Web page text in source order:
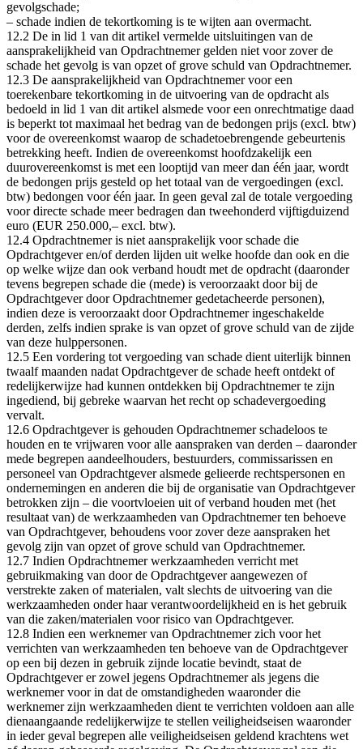
gevolgschade;
– schade indien de tekortkoming is te wijten aan overmacht.
12.2 De in lid 1 van dit artikel vermelde uitsluitingen van de
aansprakelijkheid van Opdrachtnemer gelden niet voor zover de
schade het gevolg is van opzet of grove schuld van Opdrachtnemer.
12.3 De aansprakelijkheid van Opdrachtnemer voor een
toerekenbare tekortkoming in de uitvoering van de opdracht als
bedoeld in lid 1 van dit artikel alsmede voor een onrechtmatige daad
is beperkt tot maximaal het bedrag van de bedongen prijs (excl. btw)
voor de overeenkomst waarop de schadetoebrengende gebeurtenis
betrekking heeft. Indien de overeenkomst hoofdzakelijk een
duurovereenkomst is met een looptijd van meer dan één jaar, wordt
de bedongen prijs gesteld op het totaal van de vergoedingen (excl.
btw) bedongen voor één jaar. In geen geval zal de totale vergoeding
voor directe schade meer bedragen dan tweehonderd vijftigduizend
euro (EUR 250.000,– excl. btw).
12.4 Opdrachtnemer is niet aansprakelijk voor schade die
Opdrachtgever en/of derden lijden uit welke hoofde dan ook en die
op welke wijze dan ook verband houdt met de opdracht (daaronder
tevens begrepen schade die (mede) is veroorzaakt door bij de
Opdrachtgever door Opdrachtnemer gedetacheerde personen),
indien deze is veroorzaakt door Opdrachtnemer ingeschakelde
derden, zelfs indien sprake is van opzet of grove schuld van de zijde
van deze hulppersonen.
12.5 Een vordering tot vergoeding van schade dient uiterlijk binnen
twaalf maanden nadat Opdrachtgever de schade heeft ontdekt of
redelijkerwijze had kunnen ontdekken bij Opdrachtnemer te zijn
ingediend, bij gebreke waarvan het recht op schadevergoeding
vervalt.
12.6 Opdrachtgever is gehouden Opdrachtnemer schadeloos te
houden en te vrijwaren voor alle aanspraken van derden – daaronder
mede begrepen aandeelhouders, bestuurders, commissarissen en
personeel van Opdrachtgever alsmede gelieerde rechtspersonen en
ondernemingen en anderen die bij de organisatie van Opdrachtgever
betrokken zijn – die voortvloeien uit of verband houden met (het
resultaat van) de werkzaamheden van Opdrachtnemer ten behoeve
van Opdrachtgever, behoudens voor zover deze aanspraken het
gevolg zijn van opzet of grove schuld van Opdrachtnemer.
12.7 Indien Opdrachtnemer werkzaamheden verricht met
gebruikmaking van door de Opdrachtgever aangewezen of
verstrekte zaken of materialen, valt slechts de uitvoering van die
werkzaamheden onder haar verantwoordelijkheid en is het gebruik
van die zaken/materialen voor risico van Opdrachtgever.
12.8 Indien een werknemer van Opdrachtnemer zich voor het
verrichten van werkzaamheden ten behoeve van de Opdrachtgever
op een bij dezen in gebruik zijnde locatie bevindt, staat de
Opdrachtgever er zowel jegens Opdrachtnemer als jegens die
werknemer voor in dat de omstandigheden waaronder die
werknemer zijn werkzaamheden dient te verrichten voldoen aan alle
dienaangaande redelijkerwijze te stellen veiligheidseisen waaronder
in ieder geval begrepen alle veiligheidseisen geldend krachtens wet